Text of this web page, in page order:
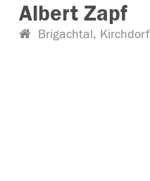
Albert Zapf
Brigachtal, Kirchdorf